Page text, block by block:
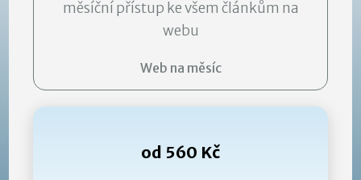
měsíční přístup ke všem článkům na
webu
Web na měsíc
od 560 Kč